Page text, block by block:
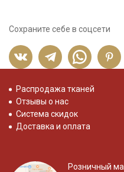
Сохраните себе в соцсети
Распродажа тканей
Отзывы о нас
Система скидок
Доставка и оплата
Розничный